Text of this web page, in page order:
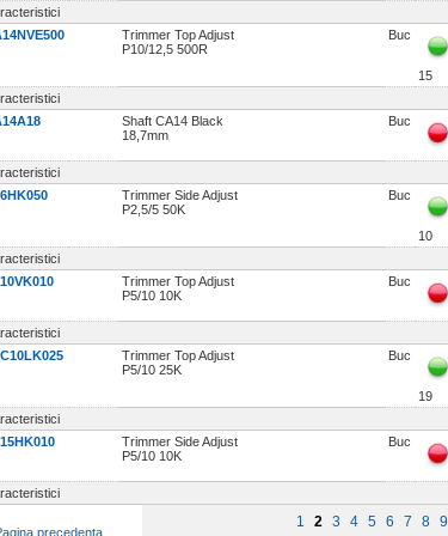
Trimmer Top Adjust
P10/12,5 500R
Buc
15
Shaft CA14 Black
18,7mm
Buc
Trimmer Side Adjust
P2,5/5 50K
Buc
10
Trimmer Top Adjust
P5/10 10K
Buc
Trimmer Top Adjust
P5/10 25K
Buc
19
Trimmer Side Adjust
P5/10 10K
Buc
precedenta
1 2 3 4 5 6 7 8 9